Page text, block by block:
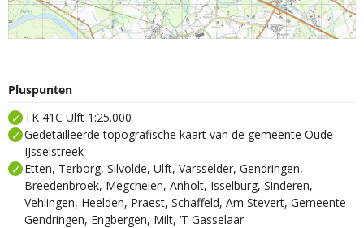
Pluspunten
TK 41C Ulft 1:25.000
Gedetailleerde topografische kaart van de gemeente Oude
IJsselstreek
Etten, Terborg, Silvolde, Ulft, Varsselder, Gendringen,
Breedenbroek, Megchelen, Anholt, Isselburg, Sinderen,
Vehlingen, Heelden, Praest, Schaffeld, Am Stevert, Gemeente
Gendringen, Engbergen, Milt, ‘T Gasselaar